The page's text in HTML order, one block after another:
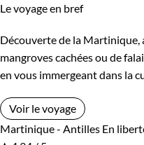
Le voyage en bref
Découverte de la Martinique,
mangroves cachées ou de
en vous immergeant dans la
Voir le voyage
Martinique - Antilles En